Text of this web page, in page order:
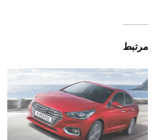
مرتبط